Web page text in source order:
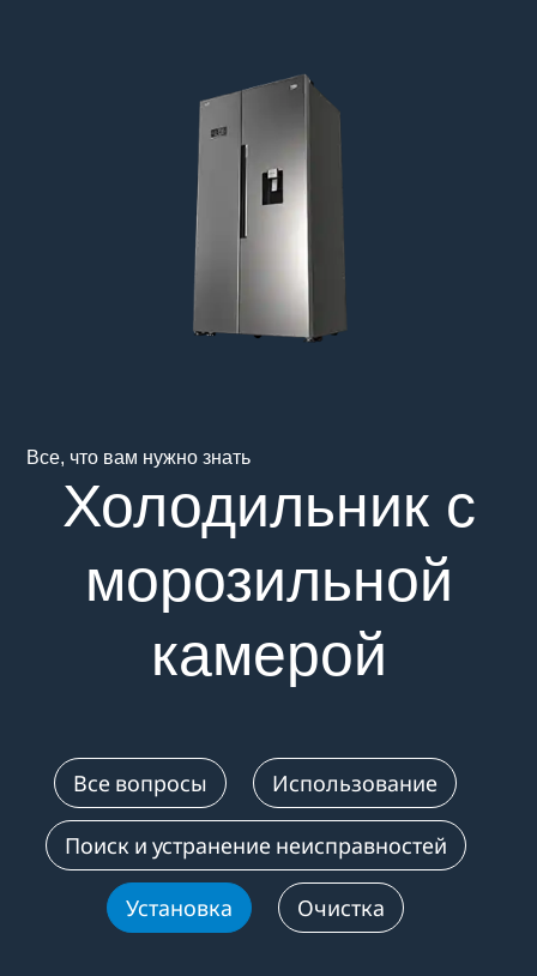
Все, что вам нужно знать
Холодильник с
морозильной
камерой
Все вопросы Использование
Поиск и устранение неисправностей
Установка Очистка